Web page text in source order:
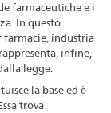
farmaceutiche e i
In questo
farmacie, industria
infine,
legge.
la base ed è
trova